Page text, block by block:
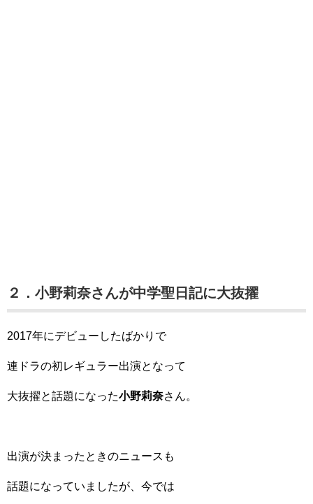
２．小野莉奈さんが中学聖日記に大抜擢
2017年にデビューしたばかりで
連ドラの初レギュラー出演となって
大抜擢と話題になった小野莉奈さん。
出演が決まったときのニュースも
話題になっていましたが、今では